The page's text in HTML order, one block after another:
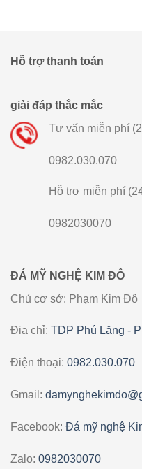
Hỗ trợ thanh toán
giải đáp thắc mắc
Tư vấn miễn phí
0982.030.070
Hỗ trợ miễn phí
0982030070
ĐÁ MỸ NGHỆ KIM ĐÔ
Chủ cơ sở: Phạm Kim Đô
Địa chỉ: TDP Phú Lăng -
Điện thoại: 0982.030.070
Gmail:
Facebook: Đá mỹ nghệ
Zalo: 0982030070